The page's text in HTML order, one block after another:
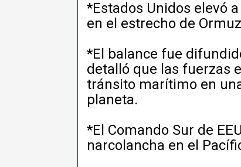
*Estados Unidos elevó
en el estrecho de
*El balance fue
detalló que las fuerzas
tránsito marítimo en
planeta.
*El Comando Sur de
narcolancha en el